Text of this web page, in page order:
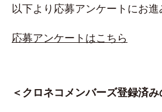
以下より応募アンケートにお進
応募アンケートはこちら
＜クロネコメンバーズ登録済み